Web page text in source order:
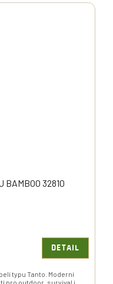
32810
DETAIL
typu Tanto. Moderní
pro outdoor, survival i